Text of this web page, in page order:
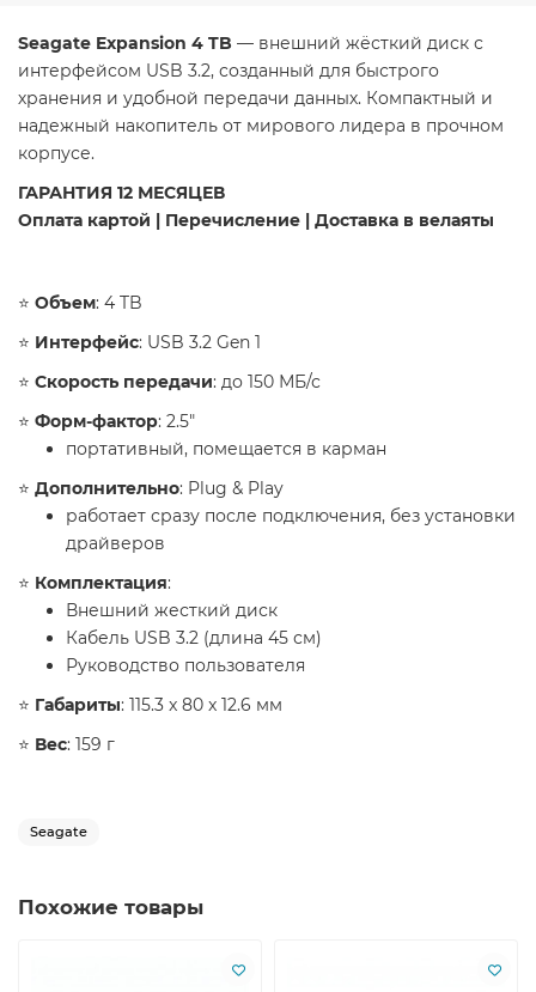
Seagate Expansion 4 TB — внешний жёсткий диск с
интерфейсом USB 3.2, созданный для быстрого
хранения и удобной передачи данных. Компактный и
надежный накопитель от мирового лидера в прочном
корпусе.
ГАРАНТИЯ 12 МЕСЯЦЕВ
Оплата картой | Перечисление | Доставка в велаяты
⭐️ Объем: 4 TB
⭐️ Интерфейс: USB 3.2 Gen 1
⭐️ Скорость передачи: до 150 МБ/с
⭐️ Форм-фактор: 2.5"
портативный, помещается в карман
⭐️ Дополнительно: Plug & Play
работает сразу после подключения, без установки
драйверов
⭐️ Комплектация:
Внешний жесткий диск
Кабель USB 3.2 (длина 45 см)
Руководство пользователя
⭐️ Габариты: 115.3 x 80 x 12.6 мм
⭐️ Вес: 159 г
Seagate
Похожие товары